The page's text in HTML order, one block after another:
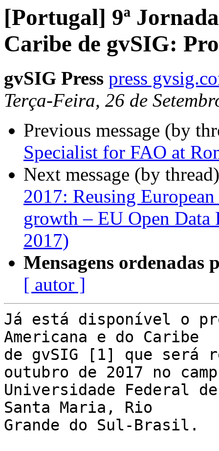
[Portugal] 9ª
Caribe de gvSIG:
gvSIG Press press
Terça-Feira, 26 de
Previous message (by
Specialist for FAO at
Next message (by
2017: Reusing
growth – EU Open Data
2017)
Mensagens ordenadas
[ autor ]
Já está disponível o
Americana e do Caribe
de gvSIG [1] que será
outubro de 2017 no
Universidade Federal
Santa Maria, Rio
Grande do Sul-Brasil.